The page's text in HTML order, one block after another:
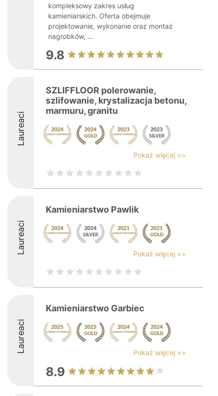
kompleksowy zakres usług
kamieniarskich. Oferta obejmuje
projektowanie, wykonanie oraz montaż
nagrobków, ...
9.8
Laureaci
SZLIFFLOOR polerowanie,
szlifowanie, krystalizacja betonu,
marmuru, granitu
Pokaż więcej >>
Laureaci
Kamieniarstwo Pawlik
Pokaż więcej >>
Laureaci
Kamieniarstwo Garbiec
Pokaż więcej >>
8.9